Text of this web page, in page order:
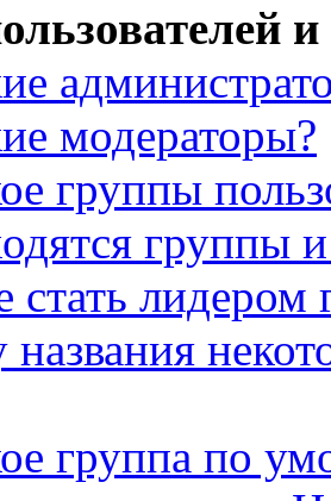
модераторы?
группы
группы
стать лидером
группа по